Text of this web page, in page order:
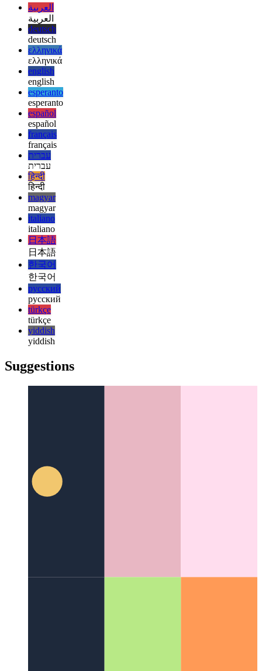
afrikaans
afrikaans
العربية
العربية
deutsch
deutsch
ελληνικά
ελληνικά
english
english
esperanto
esperanto
español
español
français
français
עברית
עברית
हिन्दी
हिन्दी
magyar
magyar
italiano
italiano
日本語
日本語
한국어
한국어
русский
русский
türkçe
yiddish
yiddish